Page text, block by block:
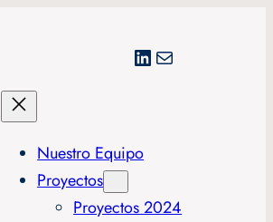
LinkedIn
Correo electrónico
Nuestro Equipo
Proyectos
Proyectos 2024